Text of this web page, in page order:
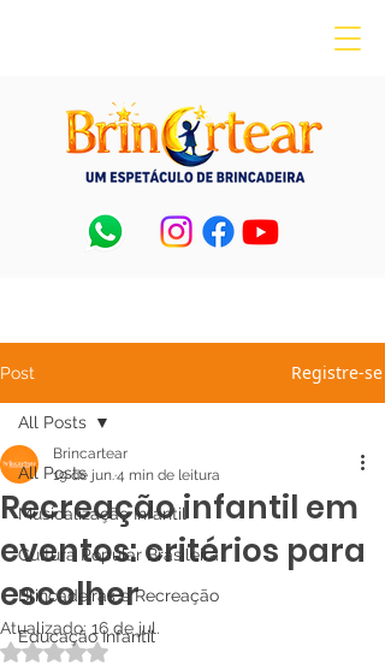
Post Registre-se
All Posts
Musicalização Infantil
Cultura Popular Brasileira
Brincadeiras e Recreação
Educação Infantil
All Posts
Recreação infantil em
eventos: critérios para
escolher
Brincartear
19 de jun.4 min de leitura
Atualizado: 16 de jul.
Avaliado com NaN de 5 estrelas.